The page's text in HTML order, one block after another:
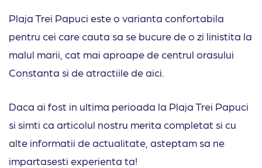
Plaja Trei Papuci este o varianta confortabila
pentru cei care cauta sa se bucure de o zi linistita la
malul marii, cat mai aproape de centrul orasului
Constanta si de atractiile de aici.
Daca ai fost in ultima perioada la Plaja Trei Papuci
si simti ca articolul nostru merita completat si cu
alte informatii de actualitate, asteptam sa ne
impartasesti experienta ta!